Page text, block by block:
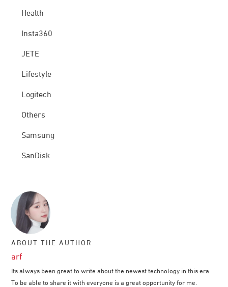
Health
Insta360
JETE
Lifestyle
Logitech
Others
Samsung
SanDisk
ABOUT THE AUTHOR
arf
Its always been great to write about the newest technology in this era.
To be able to share it with everyone is a great opportunity for me.